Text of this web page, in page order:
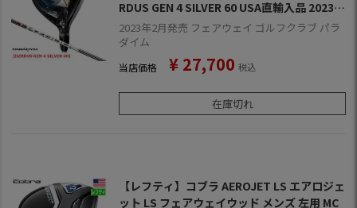
RDUS GEN 4 SILVER 60 USA直輸入品 2023年
モデル
2023年2月発売 フェアウェイ ゴルフクラブ パラ
ダイム
当店価格 ¥ 27,700 税込
在庫切れ
【レフティ】コブラ AEROJET LS エアロジェ
ット LS フェアウェイウッド メンズ 左用 MC